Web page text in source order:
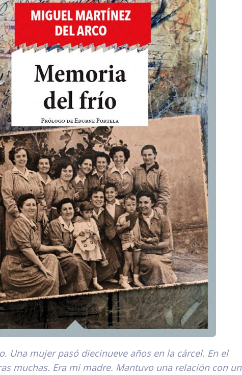
Una mujer pasó diecinueve años en la cárcel. En el
muchas. Era mi madre. Mantuvo una relación con un